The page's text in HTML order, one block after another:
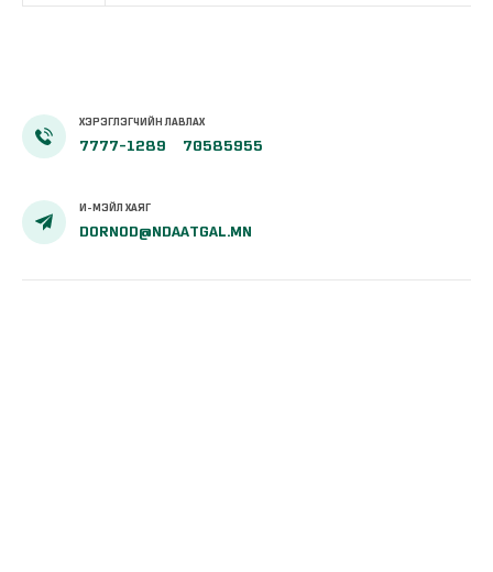
ХЭРЭГЛЭГЧИЙН ЛАВЛАХ
7777-1289 70585955
И-МЭЙЛ ХАЯГ
DORNOD@NDAATGAL.MN